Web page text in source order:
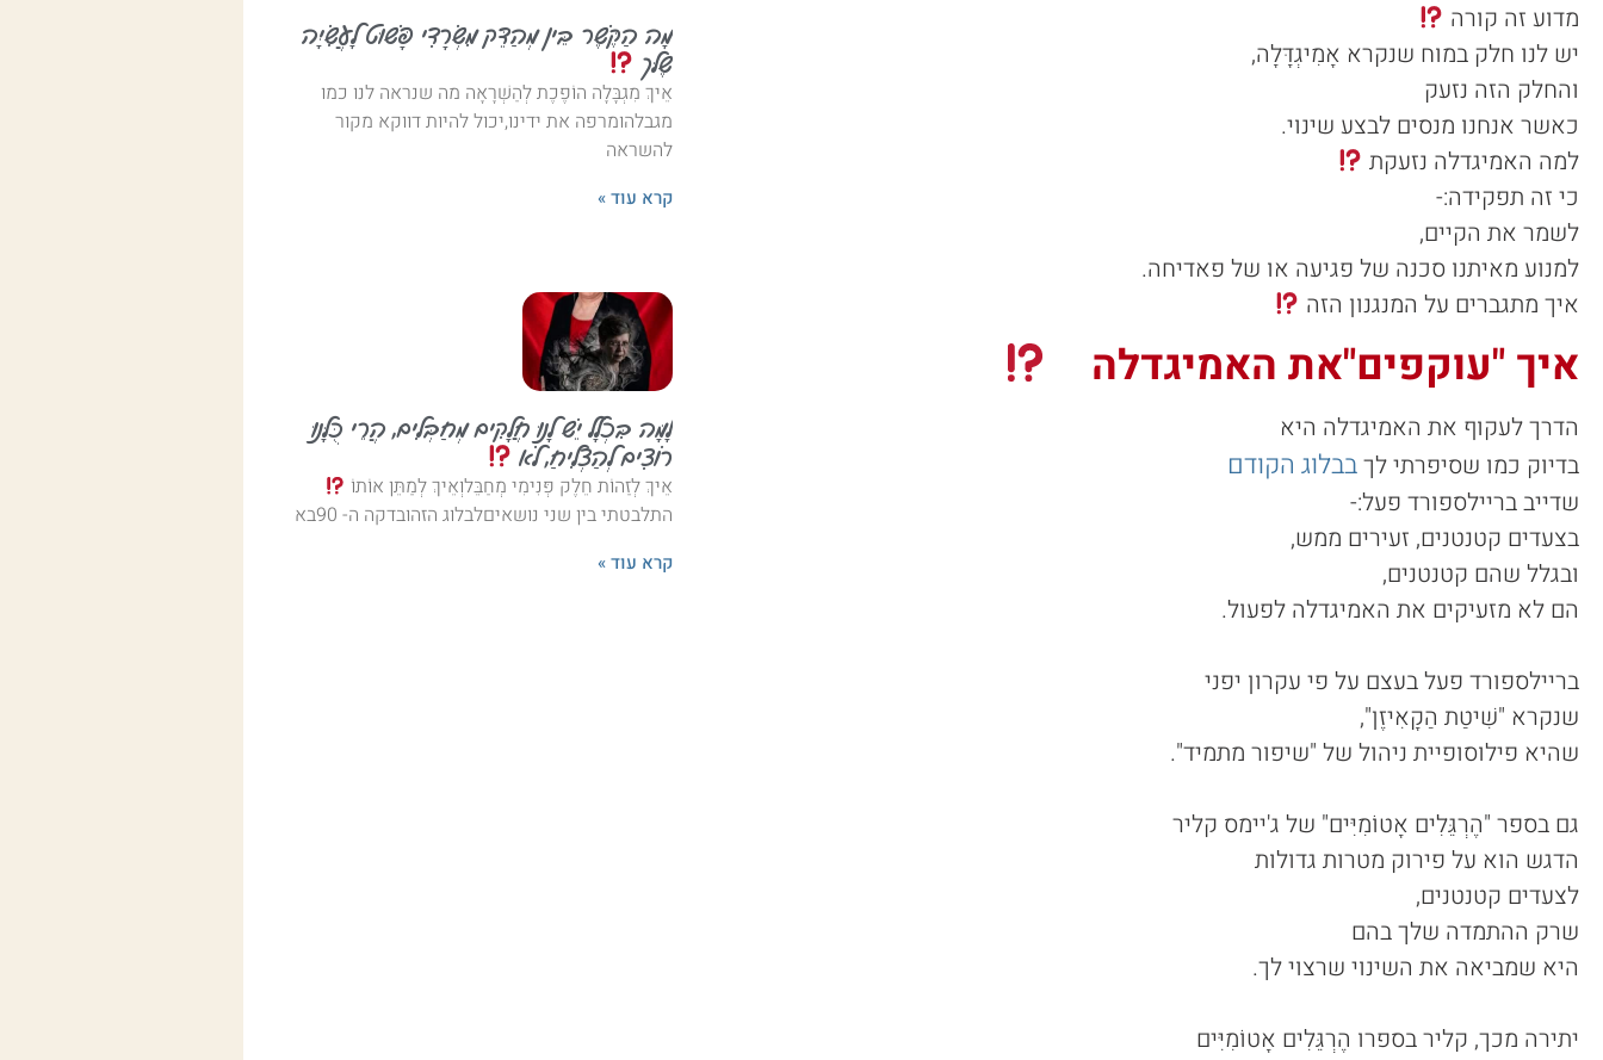
מדוע זה קורה
יש לנו חלק במוח שנקרא אָמִיגְדָּלָה,
והחלק הזה נזעק
כאשר אנחנו מנסים לבצע שינוי.
למה האמיגדלה נזעקת
כי זה תפקידה:-
לשמר את הקיים,
למנוע מאיתנו סכנה של פגיעה או של פאדיחה.
איך מתגברים על המנגנון הזה
איך "עוקפים"את האמיגדלה
הדרך לעקוף את האמיגדלה היא
בדיוק כמו שסיפרתי לךבבלוג הקודם
שדייב בריילספורד פעל:-
בצעדים קטנטנים, זעירים ממש,
ובגלל שהם קטנטנים,
הם לא מזעיקים את האמיגדלה לפעול.
בריילספורד פעל בעצם על פי עקרון יפני
שנקרא "שִׁיטַת הַקָאִיזֶן",
שהיא פילוסופיית ניהול של "שיפור מתמיד".
גם בספר "הֶרְגֵּלִים אָטוֹמִיִּים" של ג'יימס קליר
הדגש הוא על פירוק מטרות גדולות
לצעדים קטנטנים,
שרק ההתמדה שלך בהם
היא שמביאה את השינוי שרצוי לך.
יתירה מכך, קליר בספרו הֶרְגֵּלִים אָטוֹמִיִּים
מָה הַקֶּשֶׁר בֵּין מְהַדֵּק מִשְׂרָדִי פָּשׁוּט לָעֲשִׂיָּה
שֶׁלּך
אֵיךְ מִגְבָּלָה הוֹפֶכֶת לְהַשְׁרָאָה מה שנראה לנו כמו
מגבלהומרפה את ידינו,יכול להיות דווקא מקור
להשראה
קרא עוד »
לָמָּה בִּכְלָל יֵשׁ לָנוּ חֲלָקִים מְחַבְּלִים, הֲרֵי כֻּלָּנוּ
רוֹצִים לְהַצְלִיחַ, לֹא
אֵיךְ לְזַהוֹת חֵלֶק פְּנִימִי מְחַבֵּלוְאֵיךְ לְמַתֵּן אוֹתוֹ
התלבטתי בין שני נושאיםלבלוג הזהובדקה ה- 90בא
קרא עוד »